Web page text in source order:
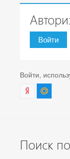
Войти
Войти,
Поиск